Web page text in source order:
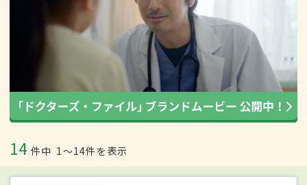
14 件中 1〜14件を表示